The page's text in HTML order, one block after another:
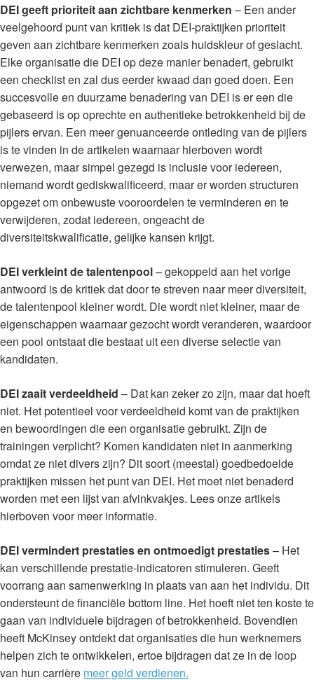
DEI geeft prioriteit aan zichtbare kenmerken – Een ander
veelgehoord punt van kritiek is dat DEI-praktijken prioriteit
geven aan zichtbare kenmerken zoals huidskleur of geslacht.
Elke organisatie die DEI op deze manier benadert, gebruikt
een checklist en zal dus eerder kwaad dan goed doen. Een
succesvolle en duurzame benadering van DEI is er een die
gebaseerd is op oprechte en authentieke betrokkenheid bij de
pijlers ervan. Een meer genuanceerde ontleding van de pijlers
is te vinden in de artikelen waarnaar hierboven wordt
verwezen, maar simpel gezegd is inclusie voor iedereen,
niemand wordt gediskwalificeerd, maar er worden structuren
opgezet om onbewuste vooroordelen te verminderen en te
verwijderen, zodat iedereen, ongeacht de
diversiteitskwalificatie, gelijke kansen krijgt.
DEI verkleint de talentenpool– gekoppeld aan het vorige
antwoord is de kritiek dat door te streven naar meer diversiteit,
de talentenpool kleiner wordt. Die wordt niet kleiner, maar de
eigenschappen waarnaar gezocht wordt veranderen, waardoor
een pool ontstaat die bestaat uit een diverse selectie van
kandidaten.
DEI zaait verdeeldheid – Dat kan zeker zo zijn, maar dat hoeft
niet. Het potentieel voor verdeeldheid komt van de praktijken
en bewoordingen die een organisatie gebruikt. Zijn de
trainingen verplicht? Komen kandidaten niet in aanmerking
omdat ze niet divers zijn? Dit soort (meestal) goedbedoelde
praktijken missen het punt van DEI. Het moet niet benaderd
worden met een lijst van afvinkvakjes. Lees onze artikels
hierboven voor meer informatie.
DEI vermindert prestaties en ontmoedigt prestaties– Het
kan verschillende prestatie-indicatoren stimuleren. Geeft
voorrang aan samenwerking in plaats van aan het individu. Dit
ondersteunt de financiële bottom line. Het hoeft niet ten koste te
gaan van individuele bijdragen of betrokkenheid. Bovendien
heeft McKinsey ontdekt dat organisaties die hun werknemers
helpen zich te ontwikkelen, ertoe bijdragen dat ze in de loop
van hun carrière meer geld verdienen.